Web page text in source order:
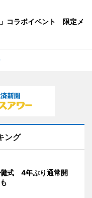
コラボイベント 限定メ
ング
儺式 4年ぶり通常開